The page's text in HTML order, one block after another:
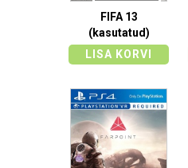
FIFA 13
(kasutatud)
LISA KORVI